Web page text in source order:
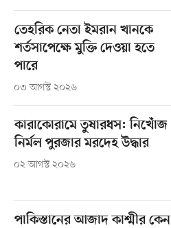
তেহরিক নেতা ইমরান খানকে
শর্তসাপেক্ষে মুক্তি দেওয়া হতে
পারে
০৩ আগস্ট ২০২৬
কারাকোরামে তুষারধস: নিখোঁজ
নির্মল পুরজার মরদেহ উদ্ধার
০২ আগস্ট ২০২৬
পাকিস্তানের আজাদ কাশ্মীর কেন